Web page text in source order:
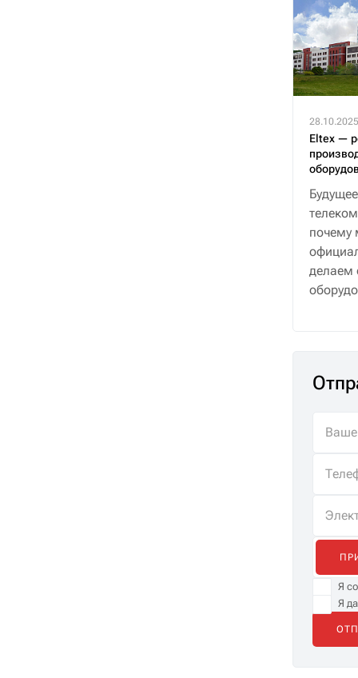
28.10.2025
Eltex —
Будущее
почему
делаем
Я
Я